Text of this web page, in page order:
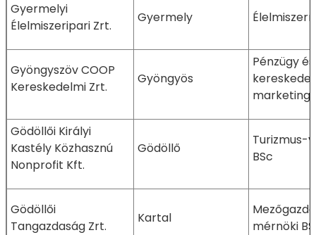
Gyermelyi
Élelmiszeripari Zrt.
Gyermely
Gyöngyszöv COOP
Kereskedelmi Zrt.
Gyöngyös
Pénzügy
marketing
Gödöllői Királyi
Kastély Közhasznú
Nonprofit Kft.
Gödöllő
Turizmus-
BSc
Gödöllői
Tangazdaság Zrt.
Kartal
mérnöki